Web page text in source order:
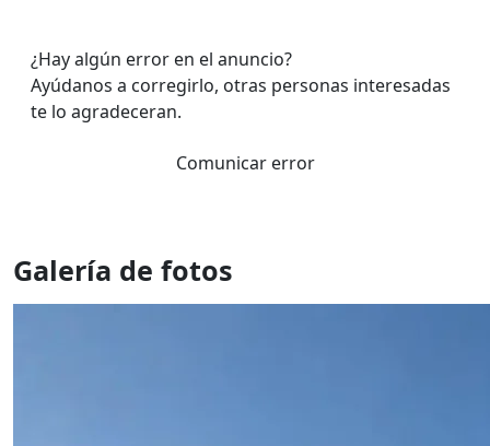
¿Hay algún error en el anuncio?
Ayúdanos a corregirlo, otras personas interesadas
te lo agradeceran.
Comunicar error
Galería de fotos